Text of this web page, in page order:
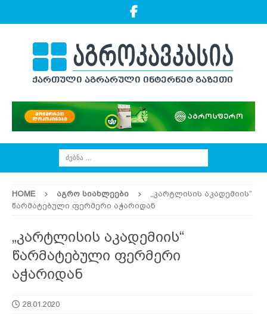
HOME ᲐᲒᲠᲝ ᲡᲘᲐᲮᲚᲔᲔᲑᲘ
„კარტლისის აკადემიის“
წარმატებული ფერმერი აჭარიდან
„კარტლისის აკადემიის“
წარმატებული ფერმერი
აჭარიდან
28.01.2020